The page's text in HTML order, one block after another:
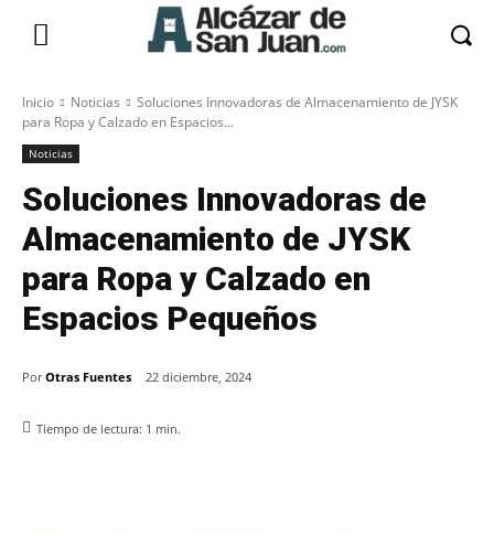
Inicio Noticias
Soluciones Innovadoras de Almacenamiento de JYSK
para Ropa y Calzado en Espacios...
Noticias
Soluciones Innovadoras de
Almacenamiento de JYSK
para Ropa y Calzado en
Espacios Pequeños
Por Otras Fuentes 22 diciembre, 2024
Tiempo de lectura: 1 min.